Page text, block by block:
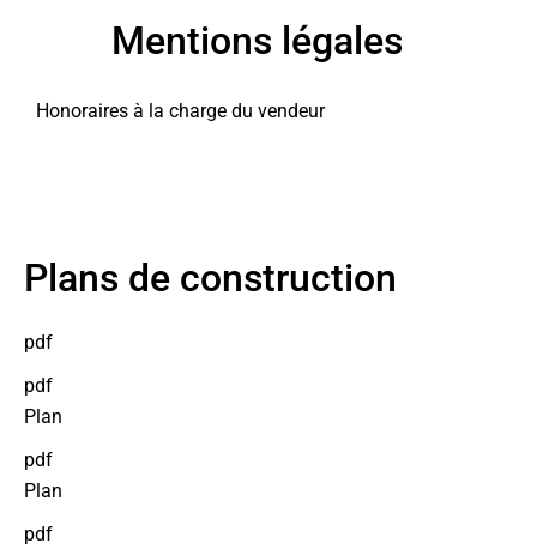
Mentions légales
Honoraires à la charge du vendeur
Plans de construction
pdf
pdf
Plan
pdf
Plan
pdf